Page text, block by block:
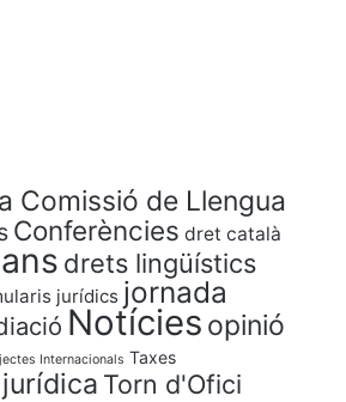
Comissió de Llengua
Conferències dret català
drets lingüístics
jurídics jornada
Notícies opinió
Internacionals Taxes
Torn d'Ofici